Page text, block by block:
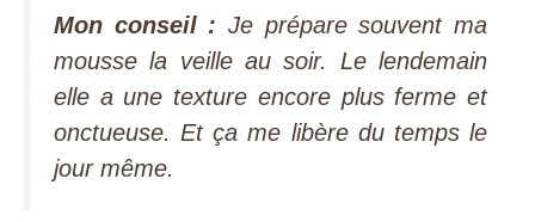
Mon conseil : Je prépare souvent ma
mousse la veille au soir. Le lendemain
elle a une texture encore plus ferme et
onctueuse. Et ça me libère du temps le
jour même.